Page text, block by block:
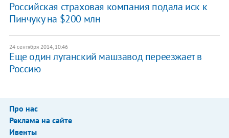
Российская страховая компания подала иск к
Пинчуку на $200 млн
24 сентября 2014, 10:46
Еще один луганский машзавод переезжает в
Россию
Про нас
Реклама на сайте
Ивенты